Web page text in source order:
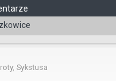
Sykstusa